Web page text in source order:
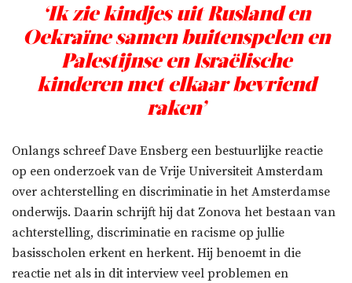
‘Ik zie kindjes uit Rusland en
Oekraïne samen buitenspelen en
Palestijnse en Israëlische
kinderen met elkaar bevriend
raken’
Onlangs schreef Dave Ensberg een bestuurlijke reactie
op een onderzoek van de Vrije Universiteit Amsterdam
over achterstelling en discriminatie in het Amsterdamse
onderwijs. Daarin schrijft hij dat Zonova het bestaan van
achterstelling, discriminatie en racisme op jullie
basisscholen erkent en herkent. Hij benoemt in die
reactie net als in dit interview veel problemen en